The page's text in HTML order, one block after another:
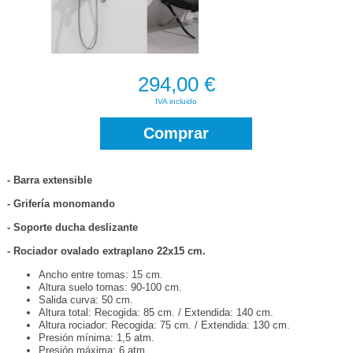
294,00 €
IVA incluido
Comprar
- Barra extensible
- Grifería monomando
- Soporte ducha deslizante
- Rociador ovalado extraplano 22x15 cm.
Ancho entre tomas: 15 cm.
Altura suelo tomas: 90-100 cm.
Salida curva: 50 cm.
Altura total: Recogida: 85 cm. / Extendida: 140 cm.
Altura rociador: Recogida: 75 cm. / Extendida: 130 cm.
Presión mínima: 1,5 atm.
Presión máxima: 6 atm.